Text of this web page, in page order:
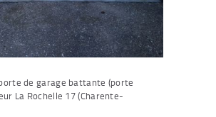
de garage battante (porte
La Rochelle 17 (Charente-